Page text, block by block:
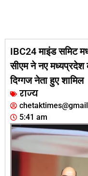
IBC24 माइंड समिट
सीएम ने नए
दिग्गज नेता हुए शामिल
राज्य
5:41 am